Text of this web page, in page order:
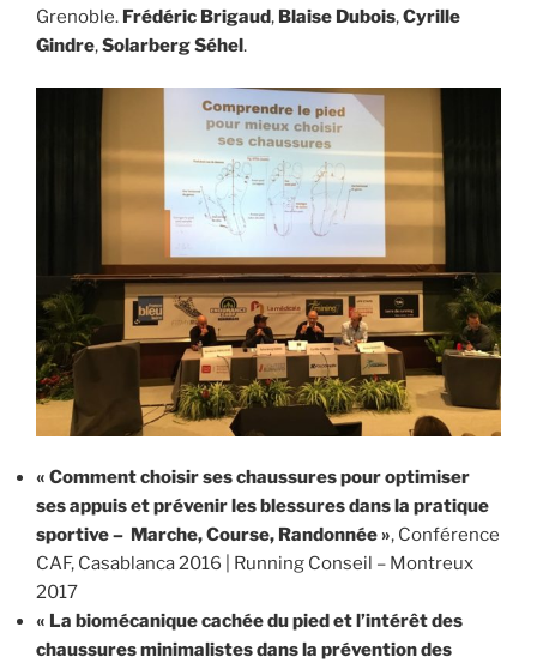
Grenoble. Frédéric Brigaud, Blaise Dubois,Cyrille
Gindre,Solarberg Séhel.
« Comment choisir ses chaussures pour optimiser
ses appuis et prévenir les blessures dans la pratique
sportive – Marche, Course, Randonnée », Conférence
CAF, Casablanca 2016 | Running Conseil – Montreux
2017
« La biomécanique cachée du pied et l’intérêt des
chaussures minimalistes dans la prévention des